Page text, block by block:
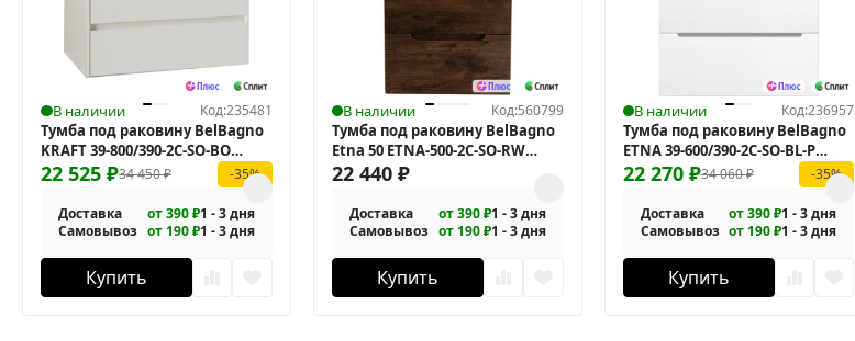
В наличии Код:235481
Тумба под раковину BelBagno
KRAFT 39-800/390-2C-SO-BO
подвесная34 450₽
22 525 ₽ -35%
Доставка от 390 ₽1 - 3 дня
Самовывоз от 190 ₽1 - 3 дня
Купить
В наличии Код:560799
Тумба под раковину BelBagno
Etna 50 ETNA-500-2C-SO-RW
подвесная
22 440 ₽
Доставка от 390 ₽1 - 3 дня
Самовывоз от 190 ₽1 - 3 дня
Купить
В наличии Код:236957
Тумба под раковину BelBagno
ETNA 39-600/390-2C-SO-BL-P
подвесная34 060₽
22 270 ₽ -35%
Доставка от 390 ₽1 - 3 дня
Самовывоз от 190 ₽1 - 3 дня
Купить